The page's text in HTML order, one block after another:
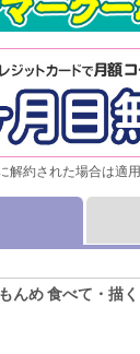
解約された場合は適用
んめ 食べて・描